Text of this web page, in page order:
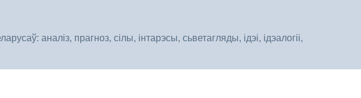
аналіз, прагноз, сілы, інтарэсы, сьветагляды, ідэі, ідэалогіі,